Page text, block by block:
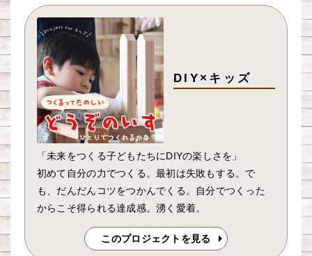
DIY×キッズ
「未来をつくる子どもたちにDIYの楽しさを」
初めて自分の力でつくる。最初は失敗もする。で
も、だんだんコツをつかんでくる。自分でつくった
からこそ得られる達成感。湧く愛着。
このプロジェクトを見る